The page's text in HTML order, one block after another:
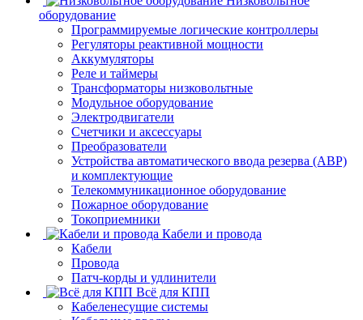
оборудование
Программируемые логические контроллеры
Регуляторы реактивной мощности
Аккумуляторы
Реле и таймеры
Трансформаторы низковольтные
Модульное оборудование
Электродвигатели
Счетчики и аксессуары
Преобразователи
Устройства автоматического ввода резерва (АВР)
и комплектующие
Телекоммуникационное оборудование
Пожарное оборудование
Токоприемники
Кабели и провода
Кабели
Провода
Патч-корды и удлинители
Всё для КПП
Кабеленесущие системы